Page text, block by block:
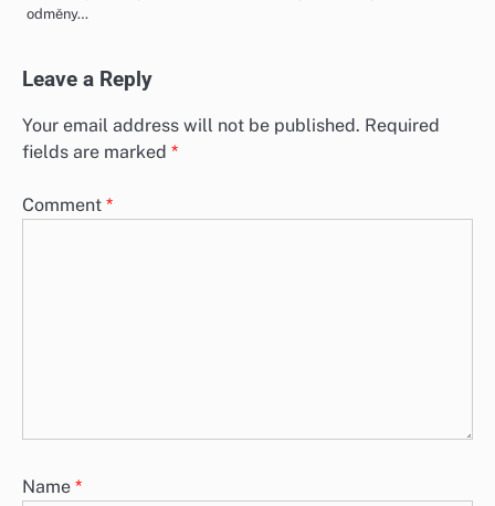
odměny…
Leave a Reply
Your email address will not be published. Required
fields are marked *
Comment *
Name *